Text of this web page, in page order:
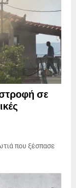
σε
που ξέσπασε